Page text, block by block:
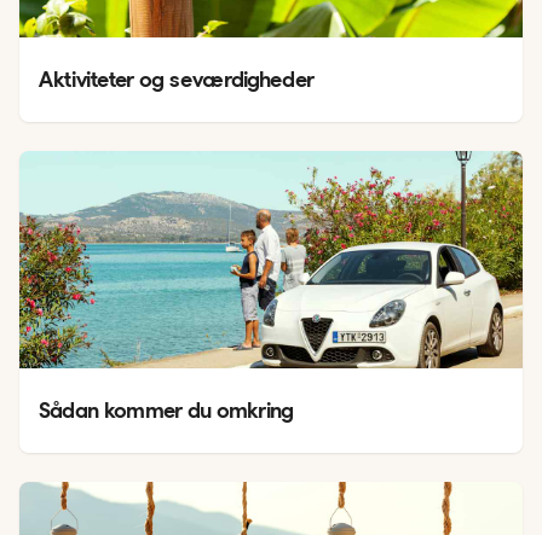
Aktiviteter og seværdigheder
Sådan kommer du omkring